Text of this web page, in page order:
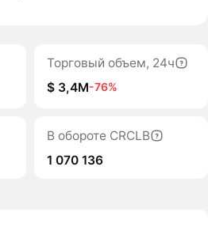
Торговый объем, 24ч
$ 3,4M-76%
В обороте CRCLB
1 070 136